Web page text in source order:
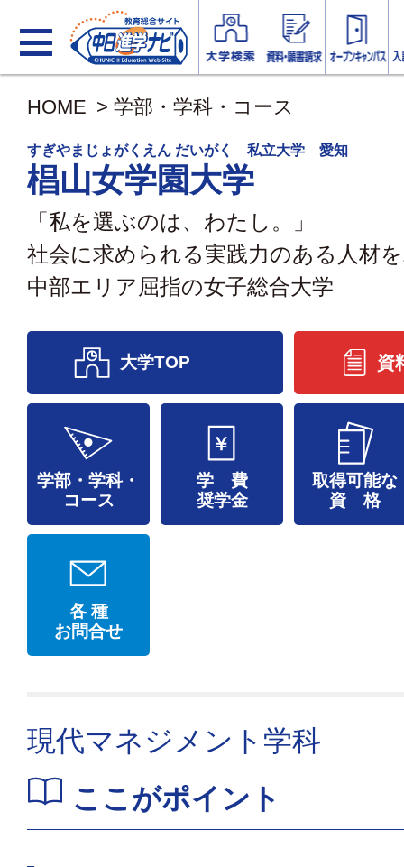
HOME > 学部・学科・コース
すぎやまじょがくえん だいがく 私立大学 愛知
椙山女学園大学
「私を選ぶのは、わたし。」
社会に求められる実践力のある人材
中部エリア屈指の女子総合大学
資
大学TOP
学部・学科・
コース
学 費
奨学金
取得可能な
資 格
各 種
お問合せ
現代マネジメント学科
ここがポイント